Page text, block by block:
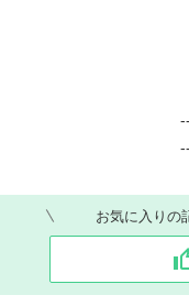
お気に入りの